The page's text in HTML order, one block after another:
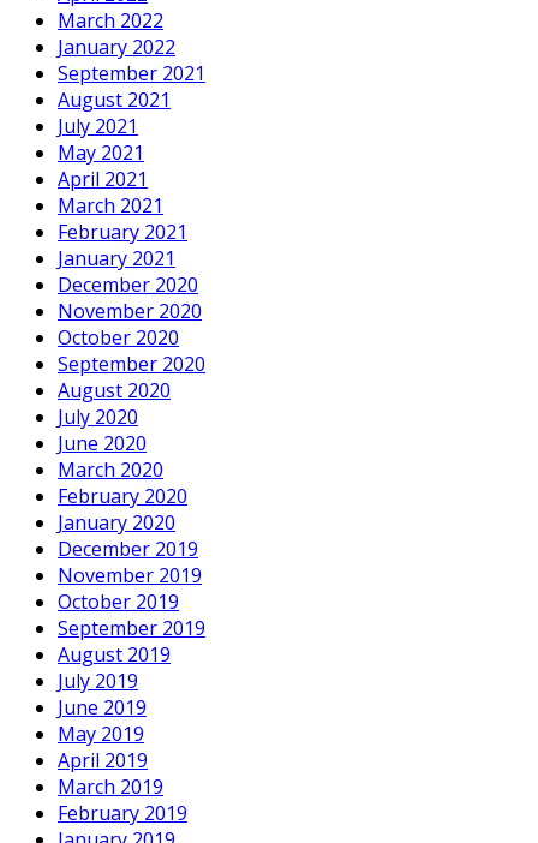
March 2022
January 2022
September 2021
August 2021
July 2021
May 2021
April 2021
March 2021
February 2021
January 2021
December 2020
November 2020
October 2020
September 2020
August 2020
July 2020
June 2020
March 2020
February 2020
January 2020
December 2019
November 2019
October 2019
September 2019
August 2019
July 2019
June 2019
May 2019
April 2019
March 2019
February 2019